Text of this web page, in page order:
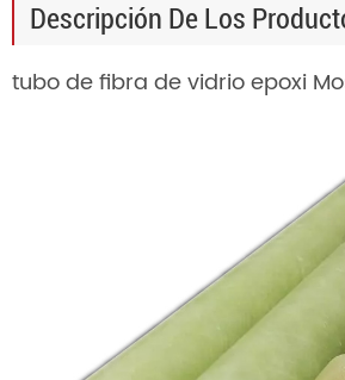
Descripción De Los
tubo de fibra de vidrio epoxi